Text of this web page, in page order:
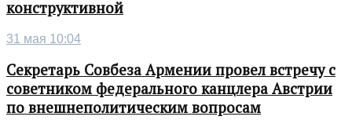
конструктивной
31 мая 10:04
Секретарь Совбеза Армении провел встречу с
советником федерального канцлера Австрии
по внешнеполитическим вопросам